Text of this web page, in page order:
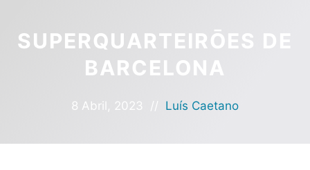
SUPERQUARTEIRŌES DE
BARCELONA
8 Abril, 2023 // Luís Caetano